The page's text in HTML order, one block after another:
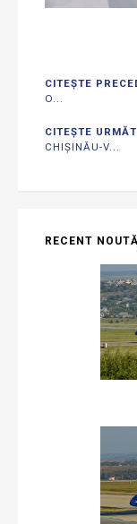
CITEȘTE
O...
CITEȘTE
CHIȘINĂU-V...
RECENT